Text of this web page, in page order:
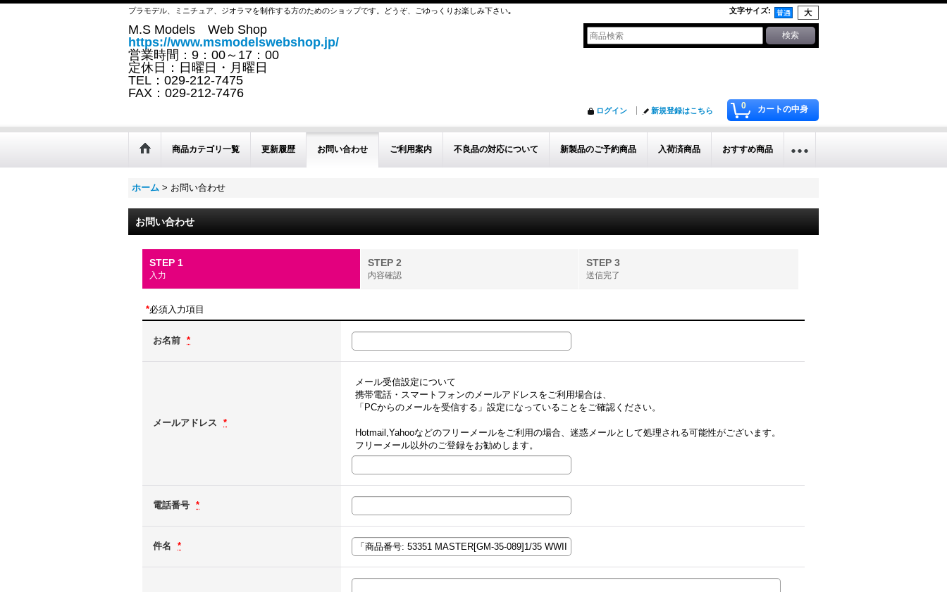
プラモデル、ミニチュア、ジオラマを制作する方のためのショップです。どうぞ、ごゆっくりお楽しみ下さい｡ 文字サイズ:
M.S Models Web Shop
https://www.msmodelswebshop.jp/
営業時間：9：00～17：00
定休日：日曜日・月曜日
TEL：029-212-7475
FAX：029-212-7476
0 カートの中身
ログイン 新規登録はこちら
商品カテゴリ一覧 更新履歴 お問い合わせ ご利用案内 不良品の対応について 新製品のご予約商品 入荷済商品 おすすめ商品
ホーム > お問い合わせ
お問い合わせ
STEP 1
入力
STEP 2
内容確認
STEP 3
送信完了
*必須入力項目
お名前 *
メールアドレス *
メール受信設定について
携帯電話・スマートフォンのメールアドレスをご利用場合は、
「PCからのメールを受信する」設定になっていることをご確認ください。
Hotmail,Yahooなどのフリーメールをご利用の場合、迷惑メールとして処理される可能性がございます。
フリーメール以外のご登録をお勧めします。
電話番号 *
件名 *